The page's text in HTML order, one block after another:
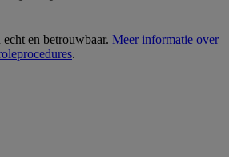
en betrouwbaar. Meer informatie over
.